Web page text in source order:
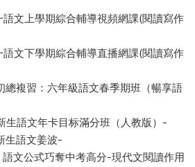
文上學期綜合輔導視頻網課(閱讀寫作
文下學期綜合輔導直播網課(閱讀寫作
總複習：六年級語文春季期班（暢享語
生語文年卡目标滿分班（人教版）-
生語文姜波-
文公式巧奪中考高分-現代文閱讀作用